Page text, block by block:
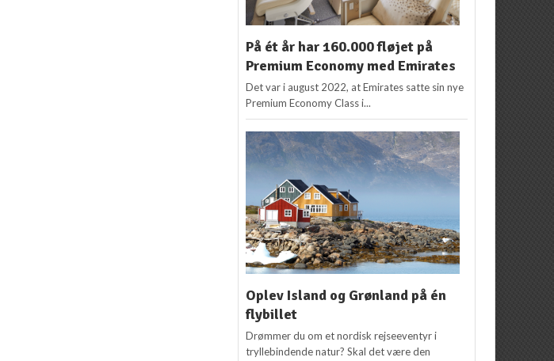
På ét år har 160.000 fløjet på
Premium Economy med Emirates
Det var i august 2022, at Emirates satte sin nye
Premium Economy Class i...
Oplev Island og Grønland på én
flybillet
Drømmer du om et nordisk rejseeventyr i
tryllebindende natur? Skal det være den